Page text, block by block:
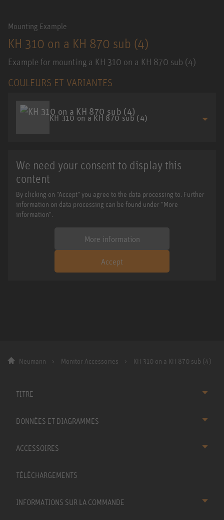
Mounting Example
KH 310 on a KH 870 sub (4)
Example for mounting a KH 310 on a KH 870 sub (4)
COULEURS ET VARIANTES
KH 310 on a KH 870 sub (4)
We need your consent to display this
content
By clicking on "Accept" you agree to the data processing to. Further
information on data processing can be found under "More
information".
More information
Accept
Neumann Monitor Accessories KH 310 on a KH 870 sub (4)
TITRE
DONNÉES ET DIAGRAMMES
ACCESSOIRES
TÉLÉCHARGEMENTS
INFORMATIONS SUR LA COMMANDE